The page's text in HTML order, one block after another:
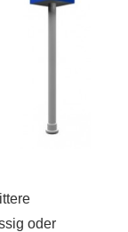
oder